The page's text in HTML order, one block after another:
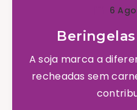
6
A soja marca a
recheadas sem